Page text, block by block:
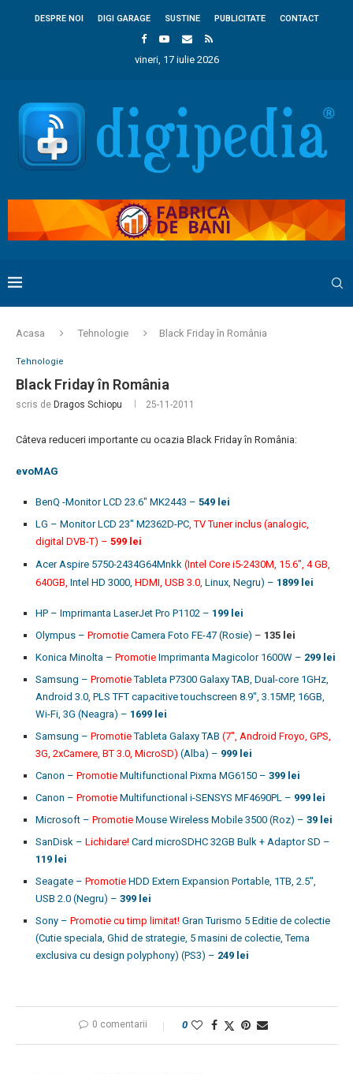
DESPRE NOI DIGI GARAGE SUSTINE PUBLICITATE CONTACT
vineri, 17 iulie 2026
Acasa Tehnologie Black Friday în România
Tehnologie
Black Friday în România
scris de Dragos Schiopu 25-11-2011
Câteva reduceri importante cu ocazia Black Friday în România:
evoMAG
BenQ -Monitor LCD 23.6″ MK2443 – 549 lei
LG – Monitor LCD 23″ M2362D-PC, TV Tuner inclus (analogic,
digital DVB-T) – 599 lei
Acer Aspire 5750-2434G64Mnkk (Intel Core i5-2430M, 15.6″, 4 GB,
640GB, Intel HD 3000, HDMI, USB 3.0, Linux, Negru) – 1899 lei
HP – Imprimanta LaserJet Pro P1102 – 199 lei
Olympus – Promotie Camera Foto FE-47 (Rosie) – 135 lei
Konica Minolta – Promotie Imprimanta Magicolor 1600W – 299 lei
Samsung – PromotieTableta P7300 Galaxy TAB, Dual-core 1GHz,
Android 3.0, PLS TFT capacitive touchscreen 8.9″, 3.15MP, 16GB,
Wi-Fi, 3G (Neagra) – 1699 lei
Samsung – PromotieTableta Galaxy TAB (7″, Android Froyo, GPS,
3G, 2xCamere, BT 3.0, MicroSD) (Alba) – 999 lei
Canon – Promotie Multifunctional Pixma MG6150 – 399 lei
Canon – Promotie Multifunctional i-SENSYS MF4690PL – 999 lei
Microsoft – Promotie Mouse Wireless Mobile 3500 (Roz) – 39 lei
SanDisk – Lichidare! Card microSDHC 32GB Bulk + Adaptor SD –
119 lei
Seagate – Promotie HDD Extern Expansion Portable, 1TB, 2.5″,
USB 2.0 (Negru) – 399 lei
Sony – Promotie cu timp limitat! Gran Turismo 5 Editie de colectie
(Cutie speciala, Ghid de strategie, 5 masini de colectie, Tema
exclusiva cu design polyphony) (PS3) – 249 lei
0 comentarii 0